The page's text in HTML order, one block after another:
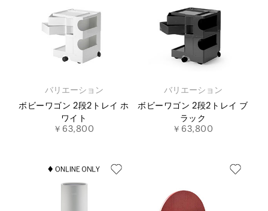
バリエーション
ボビーワゴン 2段2トレイ ホ
ワイト
￥63,800
バリエーション
ボビーワゴン 2段2トレイ ブ
ラック
￥63,800